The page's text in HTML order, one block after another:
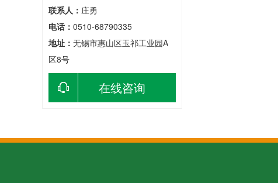
联系人： 庄勇
电话： 0510-68790335
地址： 无锡市惠山区玉祁工业园A
区8号
在线咨询